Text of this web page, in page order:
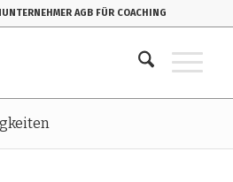
AGB FÜR COACHING